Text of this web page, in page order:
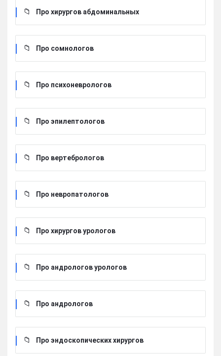
Про хирургов абдоминальных
Про сомнологов
Про психоневрологов
Про эпилептологов
Про вертебрологов
Про невропатологов
Про хирургов урологов
Про андрологов урологов
Про андрологов
Про эндоскопических хирургов